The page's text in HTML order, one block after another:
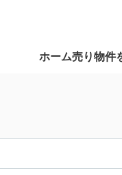
ホーム売り物件